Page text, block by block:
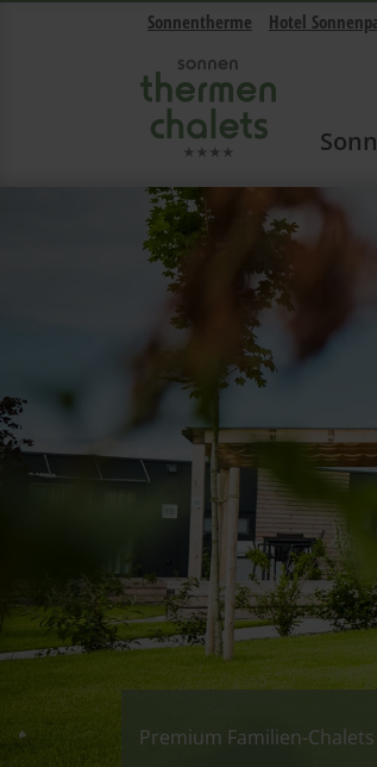
Navigation überspringen
Sonnentherme Hotel
Premium Familien-
Premium Familien-
Premium Familien-
Premium Familien-